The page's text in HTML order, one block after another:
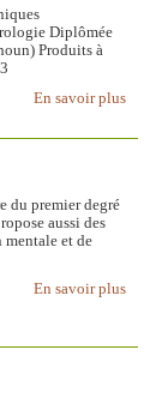
Diplômée
Produits à
En savoir plus
du premier degré
aussi des
mentale et de
En savoir plus